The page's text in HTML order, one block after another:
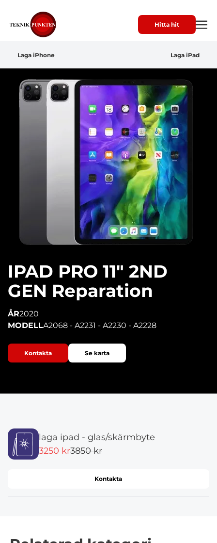
Hitta hit
Laga iPhone Laga iPad
IPAD PRO 11″ 2ND
GEN Reparation
ÅR2020
MODELLA2068 - A2231 - A2230 - A2228
Kontakta Se karta
laga ipad - glas/skärmbyte
3250 kr3850 kr
Kontakta